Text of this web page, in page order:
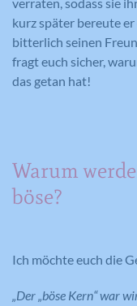
kurz später bereute er
bitterlich seinen
fragt euch sicher,
das getan hat!
Warum
böse?
Ich möchte euch die
„Der „böse Kern“ war